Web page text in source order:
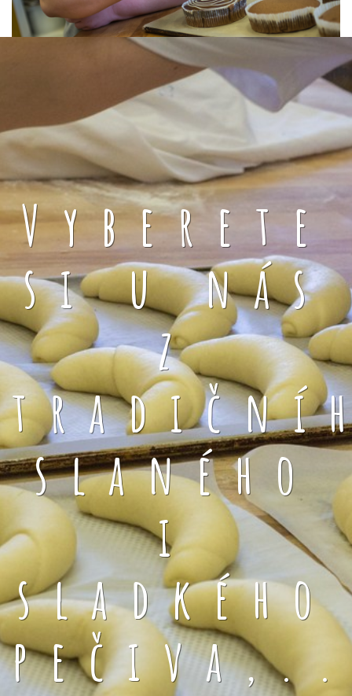
Vyberete
si u nás
z
slaného
i
sladkého